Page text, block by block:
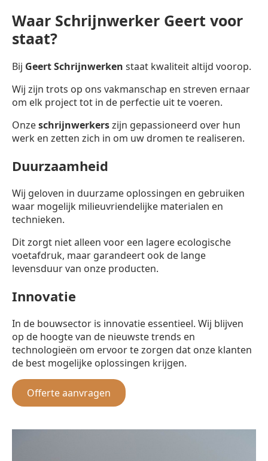
Waar Schrijnwerker Geert voor
staat?
Bij Geert Schrijnwerken staat kwaliteit altijd voorop.
Wij zijn trots op ons vakmanschap en streven ernaar
om elk project tot in de perfectie uit te voeren.
Onzeschrijnwerkerszijn gepassioneerd over hun
werk en zetten zich in om uw dromen te realiseren.
Duurzaamheid
Wij geloven in duurzame oplossingen en gebruiken
waar mogelijk milieuvriendelijke materialen en
technieken.
Dit zorgt niet alleen voor een lagere ecologische
voetafdruk, maar garandeert ook de lange
levensduur van onze producten.
Innovatie
In de bouwsector is innovatie essentieel. Wij blijven
op de hoogte van de nieuwste trends en
technologieën om ervoor te zorgen dat onze klanten
de best mogelijke oplossingen krijgen.
Offerte aanvragen